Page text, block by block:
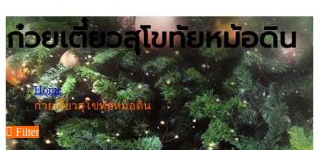
ก๋วยเตี๋ยวสุโขทัยหม้อดิน
Home
ก๋วยเตี๋ยวสุโขทัยหม้อดิน
Filter